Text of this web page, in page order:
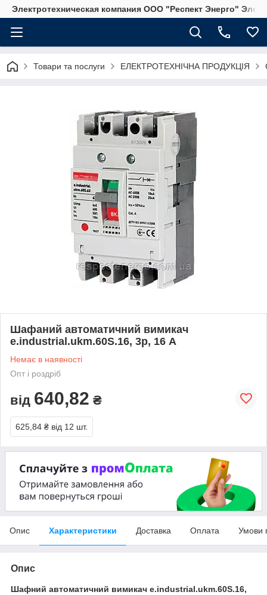
Электротехническая компания ООО "Респект Энерго"
Товари та послуги ЕЛЕКТРОТЕХНІЧНА ПРОДУКЦІЯ
Шафаний автоматичний вимикач
e.industrial.ukm.60S.16, 3р, 16 А
Немає в наявності
Опт і роздріб
від 640,82 ₴
625,84 ₴ від 12 шт.
Опис Характеристики Доставка Оплата Умови
Опис
Шафний автоматичний вимикач e.industrial.ukm.60S.16,